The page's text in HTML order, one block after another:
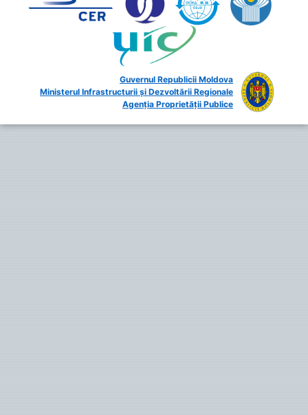
Guvernul Republicii Moldova
Ministerul Infrastructurii și Dezvoltării Regionale
Agenția Proprietății Publice